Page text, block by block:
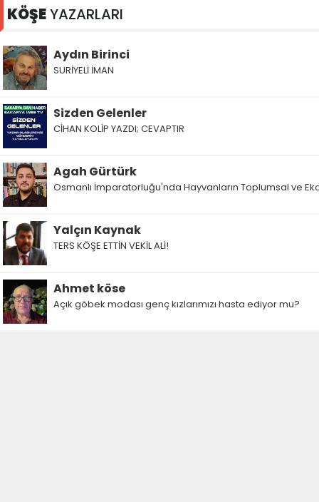
KÖŞEYAZARLARI
Aydın Birinci
SURİYELİ İMAN
Sizden Gelenler
CİHAN KOLİP YAZDI; CEVAPTIR
Agah Gürtürk
Osmanlı İmparatorluğu'nda Hayvanların Toplumsal ve
Yalçın Kaynak
TERS KÖŞE ETTİN VEKİL ALİ!
Ahmet köse
Açık göbek modası genç kızlarımızı hasta ediyor mu?